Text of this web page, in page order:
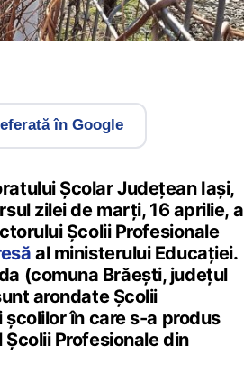
în Google
Școlar Județean Iași,
zilei de marți, 16 aprilie, a
Școlii Profesionale
al ministerului Educației.
(comuna Brăești, județul
arondate Școlii
în care s-a produs
Profesionale din